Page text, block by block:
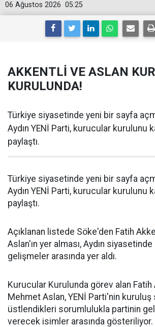
05:25
06 Ağustos 2026
AKKENTLİ VE ASLAN
KURULUNDA!
Türkiye siyasetinde yeni bir sayfa
Aydın YENİ Parti, kurucular kurulunu
paylaştı.
Türkiye siyasetinde yeni bir sayfa
Aydın YENİ Parti, kurucular kurulunu
paylaştı.
Açıklanan listede Söke'den Fatih
Aslan'ın yer alması, Aydın
gelişmeler arasında yer aldı.
Kurucular Kurulunda görev alan Fatih
Mehmet Aslan, YENİ Parti'nin
üstlendikleri sorumlulukla partinin
verecek isimler arasında